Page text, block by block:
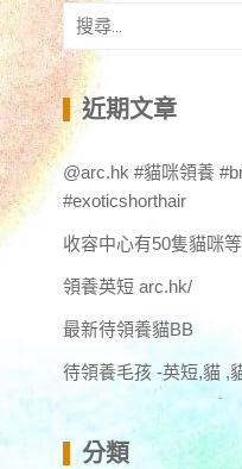
搜
尋
關
鍵
字:
近期文章
@arc.hk #貓咪領養
#exoticshorthair
收容中心有50隻貓咪
領養英短 arc.hk/
最新待領養貓BB
待領養毛孩 -英短,貓 ,
分類